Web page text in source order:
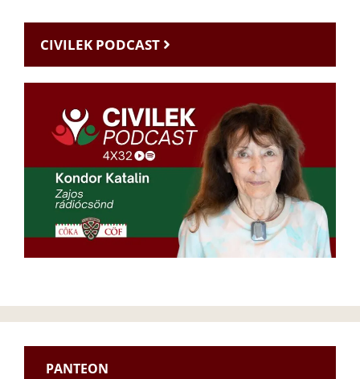
CIVILEK PODCAST
PANTEON